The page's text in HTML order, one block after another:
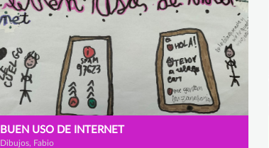
BUEN USO DE INTERNET
Dibujos, Fabio